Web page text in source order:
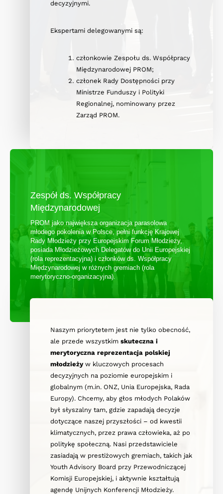
decyzyjnymi.
Ekspertami delegowanymi są:
członkowie Zespołu ds. Współpracy
Międzynarodowej PROM;
członek Rady Dostępności przy
Ministrze Funduszy i Polityki
Regionalnej, nominowany przez
Zarząd PROM.
Zespół ds. Współpracy
Międzynarodowej
PROM jako największa organizacja parasolowa
młodego pokolenia w Polsce, pełni funkcję Krajowej
Rady Młodzieży przy Europejskim Forum Młodzieży,
posiada Młodzieżowych Delegatów do Unii Europejskiej
(rola reprezentacyjna) i członków ds. Współpracy
Międzynarodowej w różnych gremiach (rola
merytoryczno-organizacyjna).
Naszym priorytetem jest nie tylko obecność,
ale przede wszystkim skuteczna i
merytoryczna reprezentacja polskiej
młodzieżyw kluczowych procesach
decyzyjnych na poziomie europejskim i
globalnym (m.in. ONZ, Unia Europejska, Rada
Europy). Chcemy, aby głos młodych Polaków
był słyszalny tam, gdzie zapadają decyzje
dotyczące naszej przyszłości – od kwestii
klimatycznych, przez prawa człowieka, aż po
politykę społeczną. Nasi przedstawiciele
zasiadają w prestiżowych gremiach, takich jak
Youth Advisory Board przy Przewodniczącej
Komisji Europejskiej, i aktywnie kształtują
agendę Unijnych Konferencji Młodzieży.